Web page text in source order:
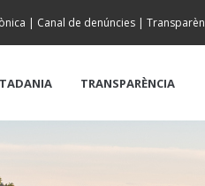
| Canal de denúncies |
TRANSPARÈNCIA